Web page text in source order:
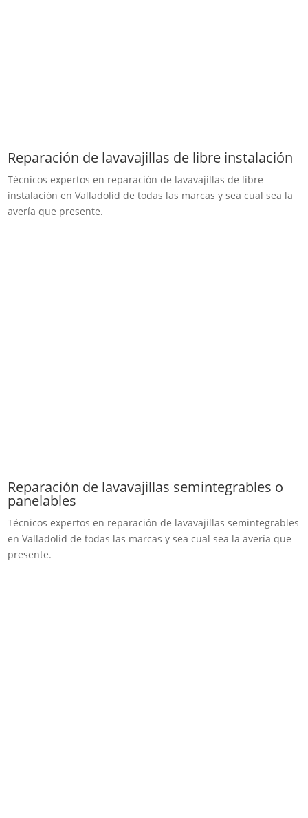
Reparación de lavavajillas de libre instalación
Técnicos expertos en reparación de lavavajillas de libre
instalación en Valladolid de todas las marcas y sea cual sea la
avería que presente.
Reparación de lavavajillas semintegrables o
panelables
Técnicos expertos en reparación de lavavajillas semintegrables
en Valladolid de todas las marcas y sea cual sea la avería que
presente.